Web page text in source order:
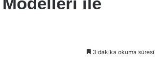
3 dakika okuma süresi